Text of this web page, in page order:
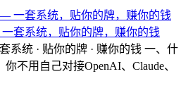
套系统，贴你的牌，赚你的钱
系统 · 贴你的牌 · 赚你的钱 一、什
不用自己对接OpenAI、Claude、